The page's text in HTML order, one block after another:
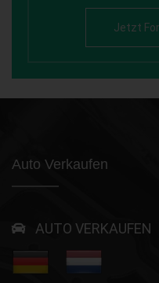
Jetzt
Auto Verkaufen
AUTO VERKAUFEN